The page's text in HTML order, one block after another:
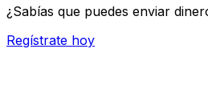
¿Sabías que puedes enviar
Regístrate hoy